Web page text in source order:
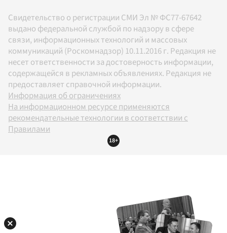
Свидетельство о регистрации СМИ Эл № ФС77-67642
выдано федеральной службой по надзору в сфере
связи, информационных технологий и массовых
коммуникаций (Роскомнадзор) 10.11.2016 г. Редакция не
несет ответственности за достоверность информации,
содержащейся в рекламных объявлениях. Редакция не
предоставляет справочной информации.
Информация об ограничениях
На информационном ресурсе применяются
рекомендательные технологии в соответствии с
Правилами
18+